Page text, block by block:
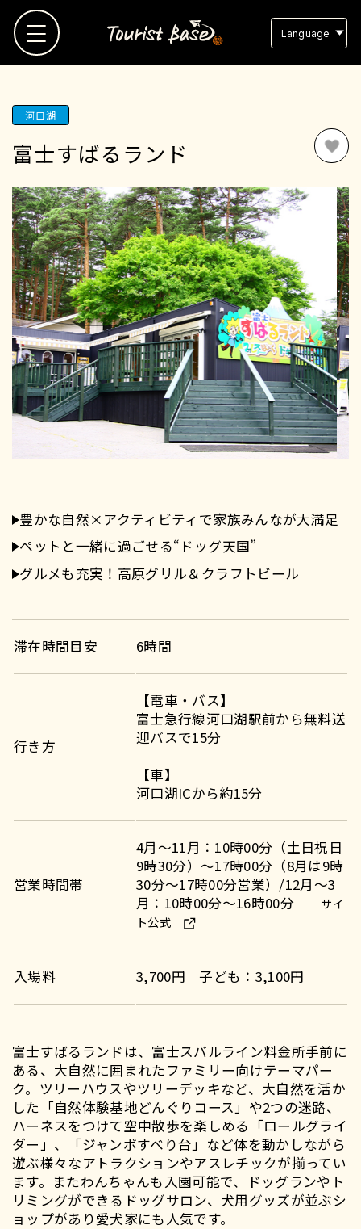
TOP
観光地MAP
観光地リスト
お気に入り
スタッフブログ
よくある質問
Language
河口湖
富士すばるランド
豊かな自然×アクティビティで家族みんなが大満足
ペットと一緒に過ごせる“ドッグ天国”
グルメも充実！高原グリル＆クラフトビール
滞在時間目安 6時間
行き方
【電車・バス】
富士急行線河口湖駅前から無料送
迎バスで15分
【車】
河口湖ICから約15分
営業時間帯
4月～11月：10時00分（土日祝日
9時30分）～17時00分（8月は9時
30分～17時00分営業）/12月～3
月：10時00分～16時00分
サイ
ト公式
入場料 3,700円 子ども：3,100円
富士すばるランドは、富士スバルライン料金所手前に
ある、大自然に囲まれたファミリー向けテーマパー
ク。ツリーハウスやツリーデッキなど、大自然を活か
した「自然体験基地どんぐりコース」や2つの迷路、
ハーネスをつけて空中散歩を楽しめる「ロールグライ
ダー」、「ジャンボすべり台」など体を動かしながら
遊ぶ様々なアトラクションやアスレチックが揃ってい
ます。またわんちゃんも入園可能で、ドッグランやト
リミングができるドッグサロン、犬用グッズが並ぶシ
ョップがあり愛犬家にも人気です。